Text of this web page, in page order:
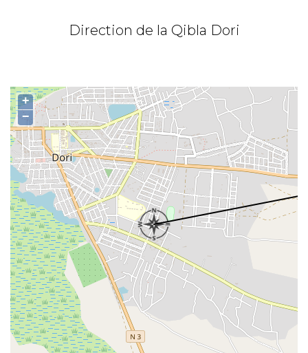
Direction de la Qibla Dori
+
−